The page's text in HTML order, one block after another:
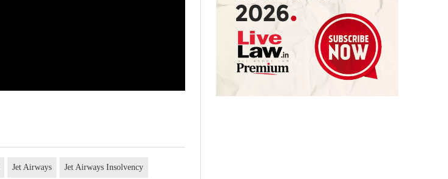
Jet Airways Jet Airways Insolvency